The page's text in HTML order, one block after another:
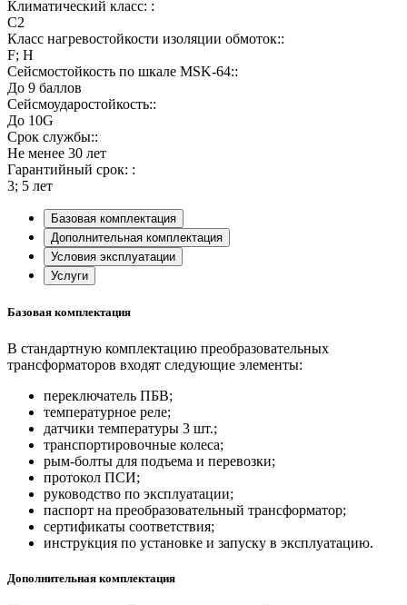
Климатический класс: :
C2
Класс нагревостойкости изоляции обмоток::
F; H
Сейсмостойкость по шкале MSK-64::
До 9 баллов
Сейсмоударостойкость::
До 10G
Срок службы::
Не менее 30 лет
Гарантийный срок: :
3; 5 лет
Базовая комплектация
Дополнительная комплектация
Условия эксплуатации
Услуги
Базовая комплектация
В стандартную комплектацию преобразовательных
трансформаторов входят следующие элементы:
переключатель ПБВ;
температурное реле;
датчики температуры 3 шт.;
транспортировочные колеса;
рым-болты для подъема и перевозки;
протокол ПСИ;
руководство по эксплуатации;
паспорт на преобразовательный трансформатор;
сертификаты соответствия;
инструкция по установке и запуску в эксплуатацию.
Дополнительная комплектация